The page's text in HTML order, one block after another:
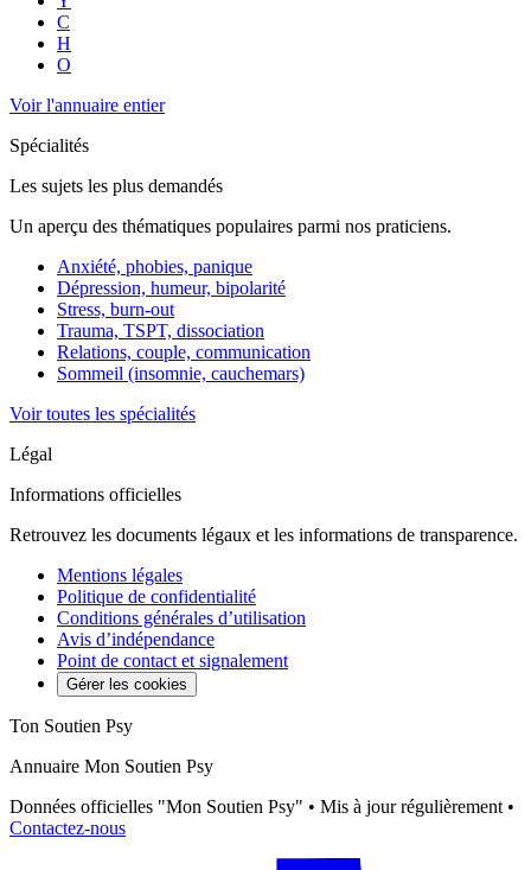
C
H
O
Voir l'annuaire entier
Spécialités
Les sujets les plus demandés
Un aperçu des thématiques populaires parmi nos praticiens.
Anxiété, phobies, panique
Dépression, humeur, bipolarité
Stress, burn-out
Trauma, TSPT, dissociation
Relations, couple, communication
Sommeil (insomnie, cauchemars)
Voir toutes les spécialités
Légal
Informations officielles
Retrouvez les documents légaux et les informations de transparence.
Mentions légales
Politique de confidentialité
Conditions générales d’utilisation
Avis d’indépendance
Point de contact et signalement
Gérer les cookies
Ton Soutien Psy
Annuaire Mon Soutien Psy
Données officielles "Mon Soutien Psy" • Mis à jour régulièrement •
Contactez-nous